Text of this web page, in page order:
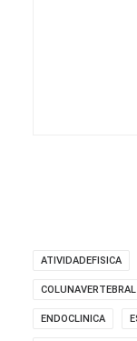
ATIVIDADEFISICA
COLUNAVERTEBRAL
ENDOCLINICA